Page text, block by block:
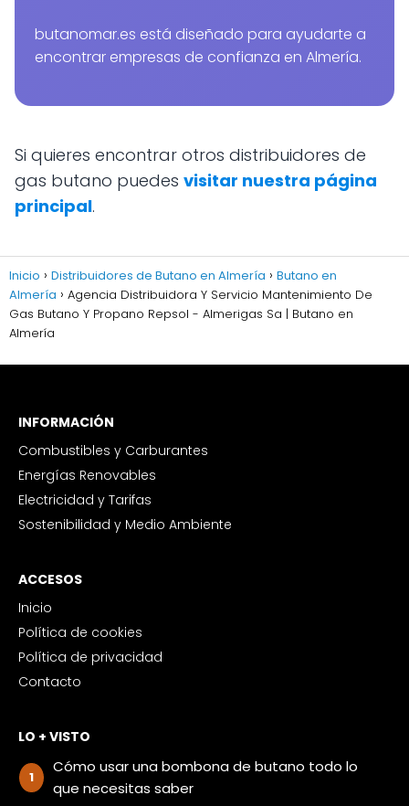
butanomar.es está diseñado para ayudarte a
encontrar empresas de confianza en Almería.
Si quieres encontrar otros distribuidores de
gas butano puedes visitar nuestra página
principal.
Inicio Distribuidores de Butano en Almería
Butano en
Almería
Agencia Distribuidora Y Servicio Mantenimiento De
Gas Butano Y Propano Repsol - Almerigas Sa | Butano en
Almería
INFORMACIÓN
Combustibles y Carburantes
Energías Renovables
Electricidad y Tarifas
Sostenibilidad y Medio Ambiente
ACCESOS
Inicio
Política de cookies
Política de privacidad
Contacto
LO + VISTO
Cómo usar una bombona de butano todo lo
que necesitas saber